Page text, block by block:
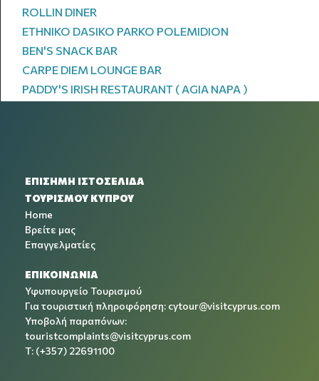
ROLLIN DINER
ETHNIKO DASIKO PARKO POLEMIDION
BEN'S SNACK BAR
CARPE DIEM LOUNGE BAR
PADDY'S IRISH RESTAURANT ( AGIA NAPA )
ΕΠΙΣΗΜΗ ΙΣΤΟΣΕΛΙΔΑ
ΤΟΥΡΙΣΜΟΥ ΚΥΠΡΟΥ
Home
Βρείτε μας
Επαγγελματίες
ΕΠΙΚΟΙΝΩΝΙΑ
Υφυπουργείο Τουρισμού
Για τουριστική πληροφόρηση: cytour@visitcyprus.com
Υποβολή παραπόνων:
touristcomplaints@visitcyprus.com
T: (+357) 22691100